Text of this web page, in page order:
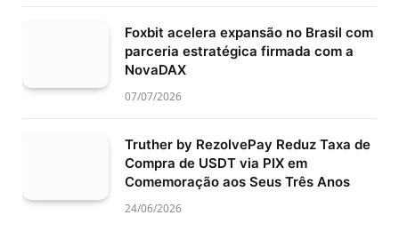
Foxbit acelera expansão no Brasil com
parceria estratégica firmada com a
NovaDAX
07/07/2026
Truther by RezolvePay Reduz Taxa de
Compra de USDT via PIX em
Comemoração aos Seus Três Anos
24/06/2026